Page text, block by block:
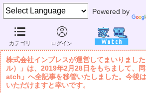
Powered by
カテゴリ ログイン
家電 Watch 暮らし レストラン・出前
株式会社インプレスが運営してまいりまし
ル）」は、2019年2月28日をもちまして、
atch」へ全記事を移管いたしました。今後
いただけますと幸いです。